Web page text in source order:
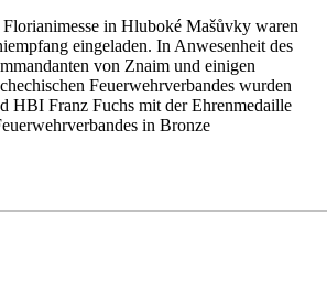
in Hluboké Mašůvky waren
eingeladen. In Anwesenheit des
von Znaim und einigen
Feuerwehrverbandes wurden
HBI Franz Fuchs mit der Ehrenmedaille
in Bronze